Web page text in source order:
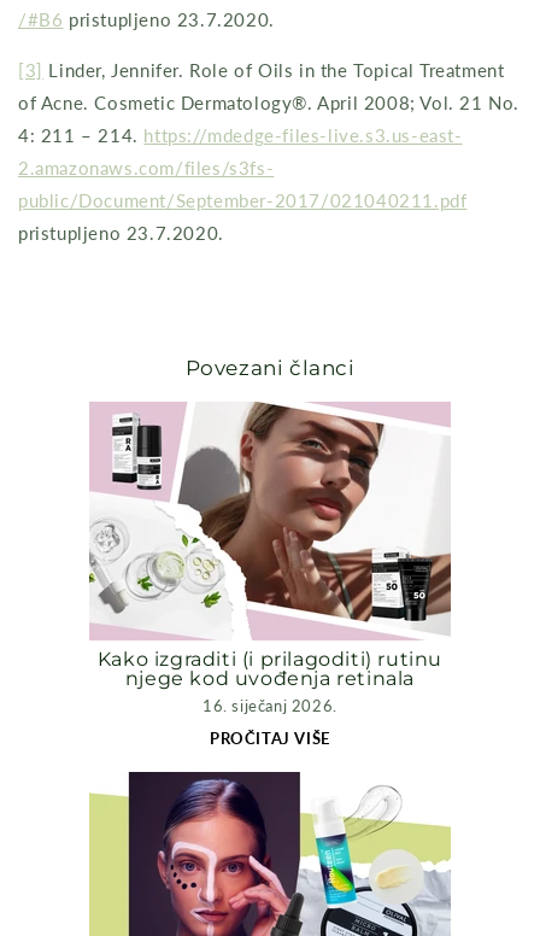
/#B6 pristupljeno 23.7.2020.
[3] Linder, Jennifer. Role of Oils in the Topical Treatment
of Acne. Cosmetic Dermatology®. April 2008; Vol. 21 No.
4: 211 – 214. https://mdedge-files-live.s3.us-east-
2.amazonaws.com/files/s3fs-
public/Document/September-2017/021040211.pdf
pristupljeno 23.7.2020.
Povezani članci
Kako izgraditi (i prilagoditi) rutinu
njege kod uvođenja retinala
16. siječanj 2026.
PROČITAJ VIŠE